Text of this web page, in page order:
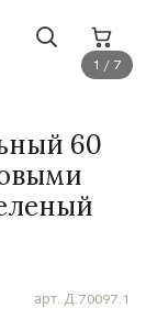
1 / 7
арт. Д.70097.1
60